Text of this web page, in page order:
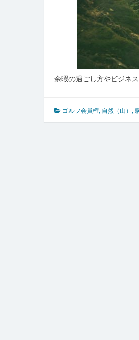
余暇の過ごし方やビジネ
ゴルフ会員権, 自然（山） ,